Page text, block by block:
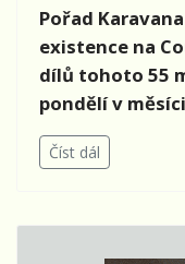
Pořad
existence na
dílů tohoto 55
pondělí v
Číst dál